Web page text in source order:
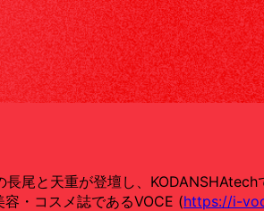
尾と天重が登壇し、KODANSHAtech
・コスメ誌であるVOCE (https://i-